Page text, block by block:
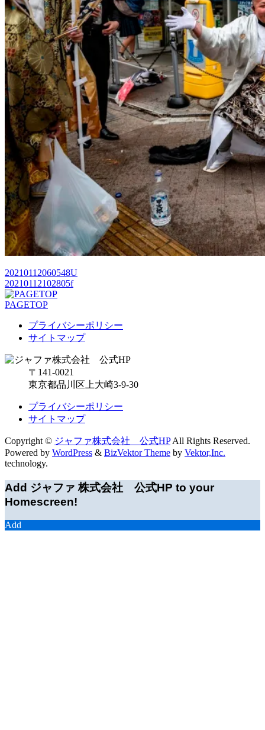
20210112060548U
20210112102805f
PAGETOP
プライバシーポリシー
サイトマップ
〒141-0021
東京都品川区上大崎3-9-30
プライバシーポリシー
サイトマップ
Copyright © ジャファ株式会社 公式HPAll Rights Reserved.
Powered by WordPress & BizVektor Theme by Vektor,Inc.
technology.
Add ジャファ 株式会社 公式HP to your
Homescreen!
Add